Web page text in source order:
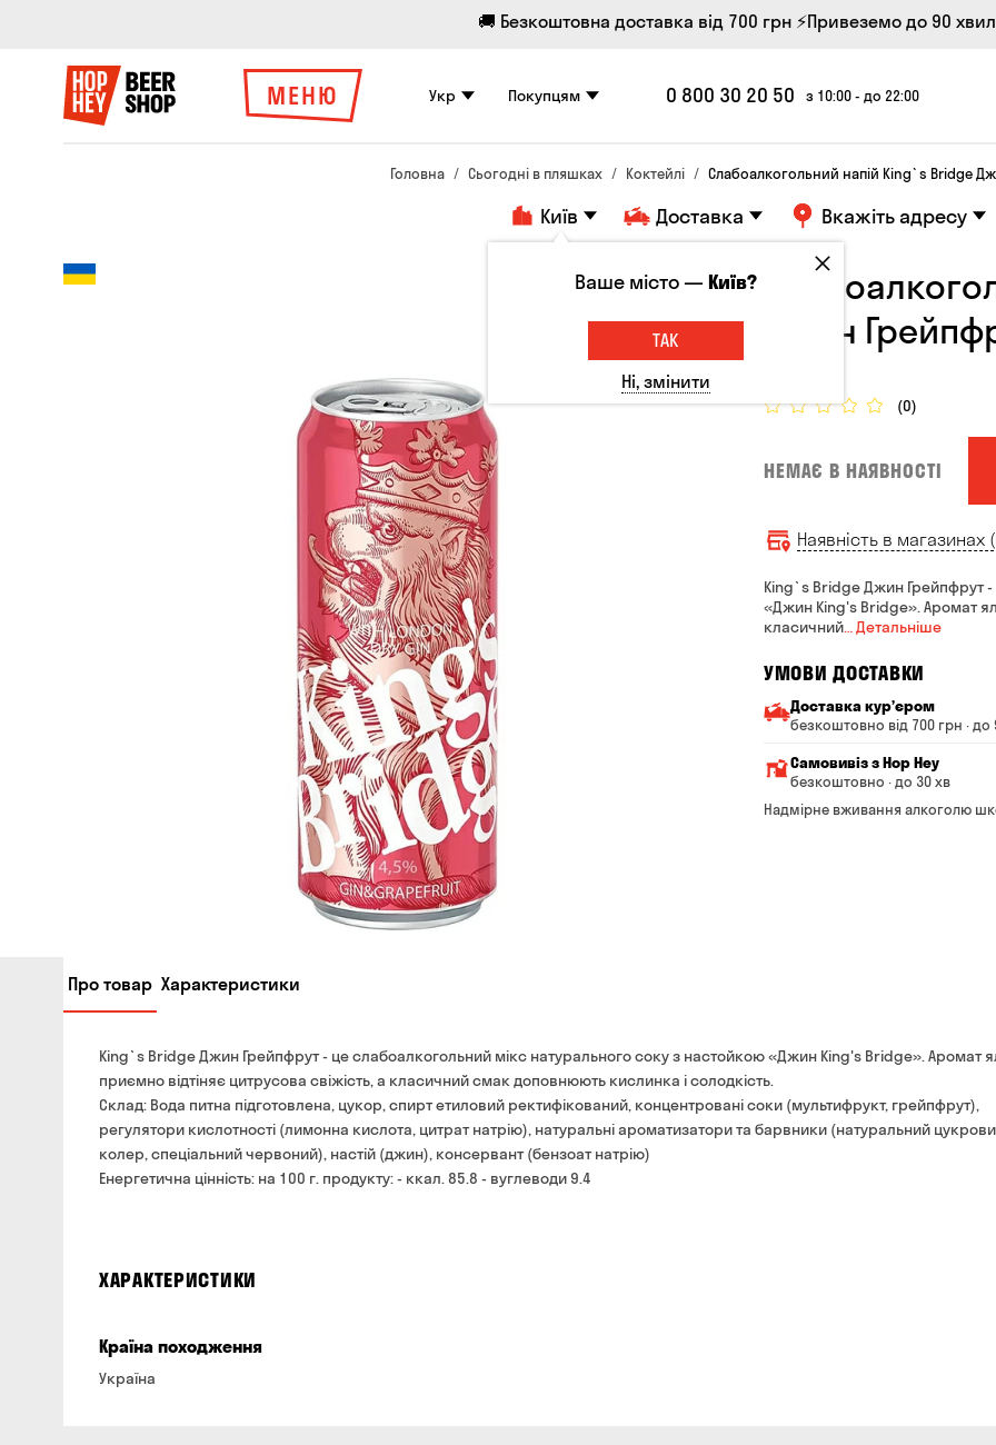
🚚 Безкоштовна доставка від 700 грн ⚡Привеземо до 90
МЕНЮ Укр Покупцям 0 800 30 20 50 з 10:00 - до 22:00
Головна Сьогодні в пляшках Коктейлі Слабоалкогольний напій King`s Bridge
Київ Доставка Вкажіть адресу
Джин
(0)
НЕМАЄ В НАЯВНОСТІ
Наявність в магазинах
King`s Bridge Джин Грейпфрут -
«Джин King's Bridge». Аромат
класичний… Детальніше
УМОВИ ДОСТАВКИ
Доставка курʼєром
безкоштовно від 700 грн · до
Мінімальна сума всього
Вартість доставки
Від 200 до 299 грн
*на час доставки можуть
банківською картою на
Самовивіз з Hop Hey
безкоштовно · до 30 хв
Мінімальна сума
Надмірне вживання алкоголю
Про товар Характеристики
King`s Bridge Джин Грейпфрут - це слабоалкогольний мікс натурального соку з настойкою «Джин King's Bridge». Аромат
приємно відтіняє цитрусова свіжість, а класичний смак доповнюють кислинка і солодкість.
Склад: Вода питна підготовлена, цукор, спирт етиловий ректифікований, концентровані соки (мультифрукт, грейпфрут),
регулятори кислотності (лимонна кислота, цитрат натрію), натуральні ароматизатори та барвники (натуральний
колер, спеціальний червоний), настій (джин), консервант (бензоат натрію)
Енергетична цінність: на 100 г. продукту: - ккал. 85.8 - вуглеводи 9.4
ХАРАКТЕРИСТИКИ
Країна походження
Україна
Ваше місто —Київ?
ТАК
Ні, змінити